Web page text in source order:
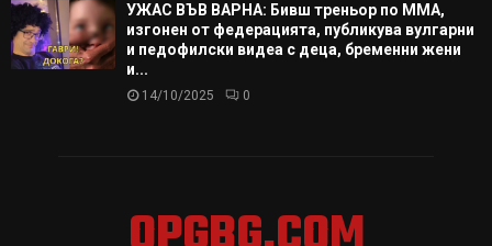
УЖАС ВЪВ ВАРНА: Бивш треньор по ММА,
изгонен от федерацията, публикува вулгарни
и педофилски видеа с деца, бременни жени
и...
14/10/2025 0